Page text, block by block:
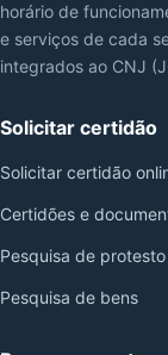
horário de
e serviços de cada
integrados ao CNJ
Solicitar certidão
Solicitar certidão
Certidões e
Pesquisa de protesto
Pesquisa de bens